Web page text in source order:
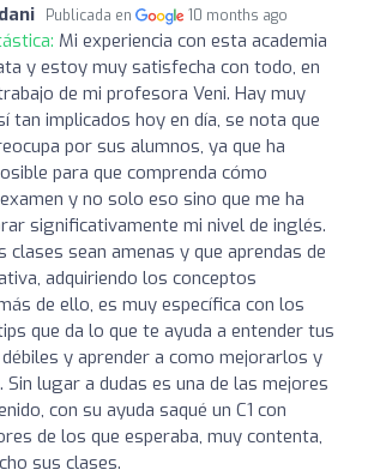
Publicada en 10 months ago
Mi experiencia con esta academia
y estoy muy satisfecha con todo, en
de mi profesora Veni. Hay muy
tan implicados hoy en día, se nota que
por sus alumnos, ya que ha
para que comprenda cómo
y no solo eso sino que me ha
significativamente mi nivel de inglés.
clases sean amenas y que aprendas de
adquiriendo los conceptos
de ello, es muy específica con los
que da lo que te ayuda a entender tus
y aprender a como mejorarlos y
lugar a dudas es una de las mejores
con su ayuda saqué un C1 con
de los que esperaba, muy contenta,
sus clases.